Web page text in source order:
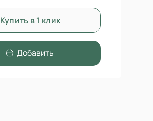
Купить в 1 клик
Добавить